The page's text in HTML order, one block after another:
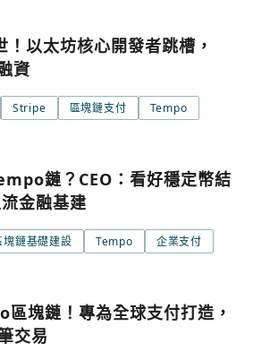
以太坊核心開發者跳槽，
資
Stripe 區塊鏈支付 Tempo
鏈？CEO：看好穩定幣結
金融基建
塊鏈基礎建設 Tempo 企業支付
塊鏈！專為全球支付打造，
交易
使用以下帳號繼續
擊關閉按鈕或空白處，即可回到加密
城市
關閉